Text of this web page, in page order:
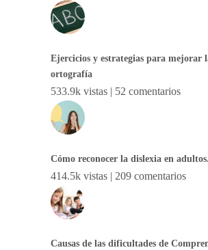
Ejercicios y estrategias para mejorar
ortografía
533.9k vistas | 52 comentarios
Cómo reconocer la dislexia en adultos.
414.5k vistas | 209 comentarios
Causas de las dificultades de